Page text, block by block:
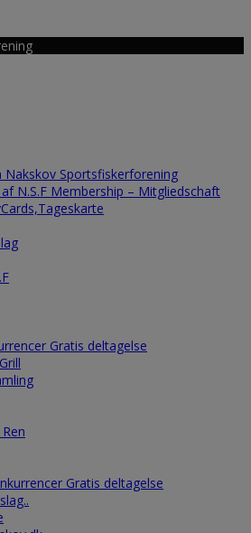
Nakskov Sportsfiskerforening
N.S.F Membership – Mitgliedschaft
Gratis deltagelse
Gratis deltagelse